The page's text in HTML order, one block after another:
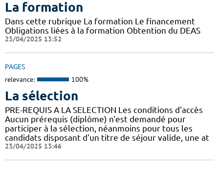
La formation
Dans cette rubrique La formation Le financement
Obligations liées à la formation Obtention du DEAS
23/04/2025 13:52
PAGES
relevance: 100%
La sélection
PRE-REQUIS A LA SELECTION Les conditions d'accès
Aucun prérequis (diplôme) n'est demandé pour
participer à la sélection, néanmoins pour tous les
candidats disposant d'un titre de séjour valide, une at
23/04/2025 13:46